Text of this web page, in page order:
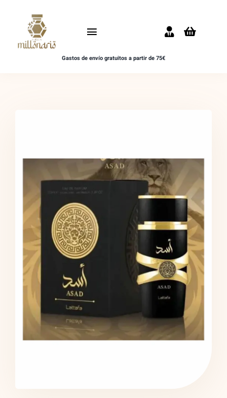
contenido
Toggle
Navigation
MUJER
MUESTRAS
LATTAFA
MARCAS
Gastos de envío gratuitos a partir de 75€